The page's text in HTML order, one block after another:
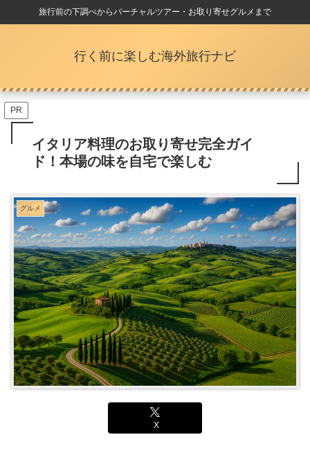
旅行前の下調べからバーチャルツアー・お取り寄せグルメまで
行く前に楽しむ海外旅行ナビ
PR
イタリア料理のお取り寄せ完全ガイ
ド！本場の味を自宅で楽しむ
グルメ
X